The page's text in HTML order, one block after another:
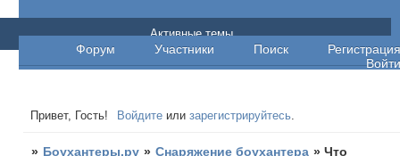
Боухантеры.ру
Форум Участники Поиск
Регистрация
Войти
Активные темы
Привет, Гость! Войдите илизарегистрируйтесь.
» Боухантеры.ру » Снаряжение боухантера »Что